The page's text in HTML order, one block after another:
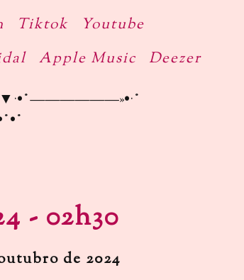
Tiktok
Youtube
Apple Music
Deezer
- 02h30
de 2024